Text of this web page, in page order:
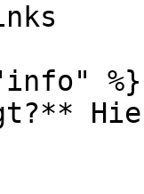
%}